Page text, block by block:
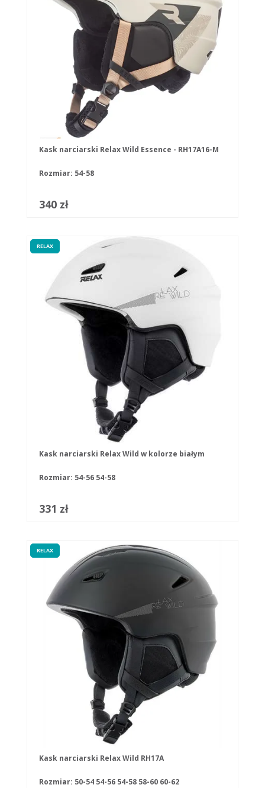
Kask narciarski Relax Wild Essence - RH17A16-M
Rozmiar: 54-58
340 zł
RELAX
Kask narciarski Relax Wild w kolorze białym
Rozmiar: 54-56 54-58
331 zł
RELAX
Kask narciarski Relax Wild RH17A
Rozmiar: 50-54 54-56 54-58 58-60 60-62